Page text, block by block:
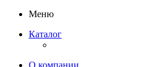
Меню
Каталог
О компании